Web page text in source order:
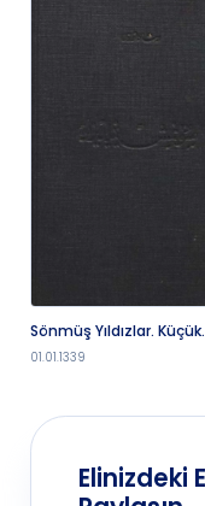
Sönmüş Yıldızlar. Küçük
Hikâyeler
01.01.1339
Elinizdeki